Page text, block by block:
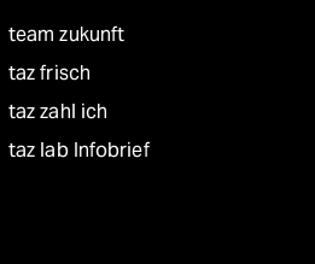
team zukunft
taz frisch
taz zahl ich
taz lab Infobrief